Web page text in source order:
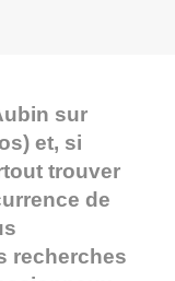
sur
et, si
trouver
de
recherches